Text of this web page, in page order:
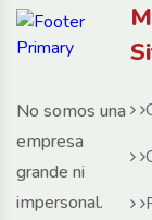
No somos una
empresa
grande ni
impersonal.